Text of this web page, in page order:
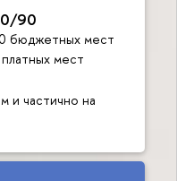
90
бюджетных мест
мест
и частично на